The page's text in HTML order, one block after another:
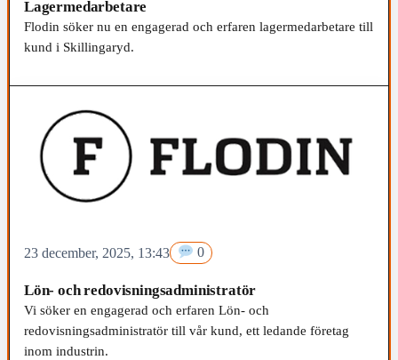
Lagermedarbetare
Flodin söker nu en engagerad och erfaren lagermedarbetare till
kund i Skillingaryd.
23 december, 2025, 13:43 0
Lön- och redovisningsadministratör
Vi söker en engagerad och erfaren Lön- och
redovisningsadministratör till vår kund, ett ledande företag
inom industrin.